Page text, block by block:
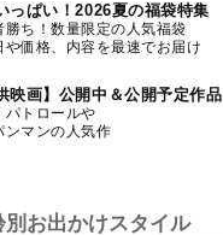
っぱい！2026夏の福袋特集
勝ち！数量限定の人気福袋
や価格、内容を最速でお届け
映画】公開中＆公開予定作品
パトロールや
ンマンの人気作
お出かけスタイル